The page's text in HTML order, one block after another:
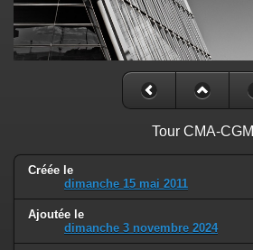
Tour CMA-CGM
Créée le
dimanche 15 mai 2011
Ajoutée le
dimanche 3 novembre 2024